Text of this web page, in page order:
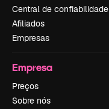
Central de confiabilidade
Afiliados
Empresas
Empresa
Preços
Sobre nós